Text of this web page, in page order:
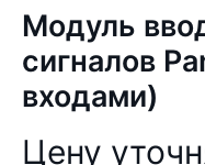
Модуль
сигналов
входами)
Цену